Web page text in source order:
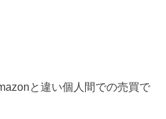
と違い個人間での売買で